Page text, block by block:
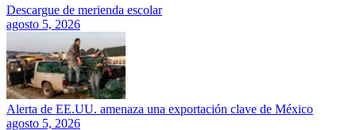
Descargue de merienda escolar
agosto 5, 2026
Alerta de EE.UU. amenaza una exportación clave de México
agosto 5, 2026